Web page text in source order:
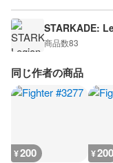
STARKADE:
商品数83
同じ作者の商品
¥200 ¥200